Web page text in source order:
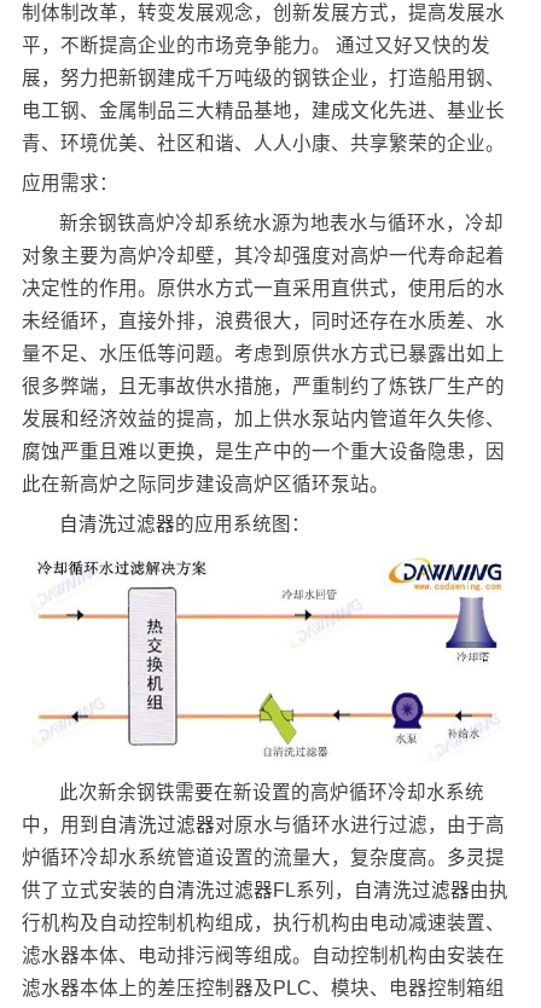
制体制改革，转变发展观念，创新发展方式，提高发展水
平，不断提高企业的市场竞争能力。 通过又好又快的发
展，努力把新钢建成千万吨级的钢铁企业，打造船用钢、
电工钢、金属制品三大精品基地，建成文化先进、基业长
青、环境优美、社区和谐、人人小康、共享繁荣的企业。
应用需求：
新余钢铁高炉冷却系统水源为地表水与循环水，冷却
对象主要为高炉冷却壁，其冷却强度对高炉一代寿命起着
决定性的作用。原供水方式一直采用直供式，使用后的水
未经循环，直接外排，浪费很大，同时还存在水质差、水
量不足、水压低等问题。考虑到原供水方式已暴露出如上
很多弊端，且无事故供水措施，严重制约了炼铁厂生产的
发展和经济效益的提高，加上供水泵站内管道年久失修、
腐蚀严重且难以更换，是生产中的一个重大设备隐患，因
此在新高炉之际同步建设高炉区循环泵站。
自清洗过滤器的应用系统图：
此次新余钢铁需要在新设置的高炉循环冷却水系统
中，用到 自清洗过滤器对原水与循环水进行过滤，由于高
炉循环冷却水系统管道设置的流量大，复杂度高。 多灵提
供了立式安装的自清洗过滤器FL系列， 自清洗过滤器由执
行机构及自动控制机构组成，执行机构由电动减速装置、
滤水器本体、电动排污阀等组成。自动控制机构由安装在
滤水器本体上的差压控制器及PLC、模块、电器控制箱组